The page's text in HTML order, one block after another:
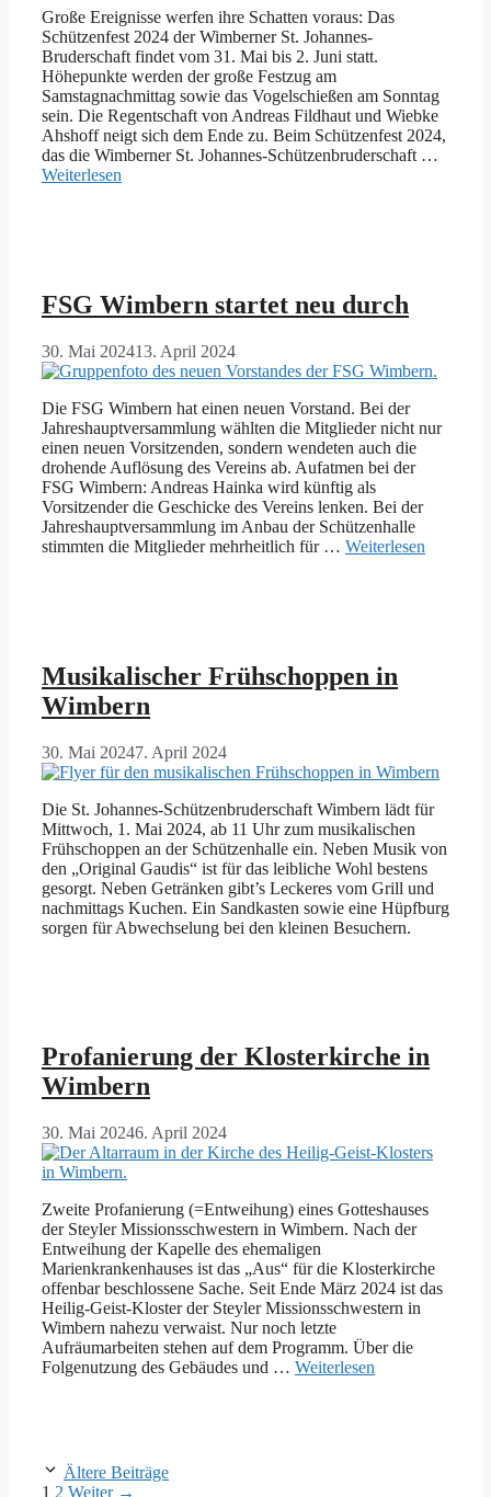
Große Ereignisse werfen ihre Schatten voraus: Das
Schützenfest 2024 der Wimberner St. Johannes-
Bruderschaft findet vom 31. Mai bis 2. Juni statt.
Höhepunkte werden der große Festzug am
Samstagnachmittag sowie das Vogelschießen am Sonntag
sein. Die Regentschaft von Andreas Fildhaut und Wiebke
Ahshoff neigt sich dem Ende zu. Beim Schützenfest 2024,
das die Wimberner St. Johannes-Schützenbruderschaft …
Weiterlesen
FSG Wimbern startet neu durch
30. Mai 202413. April 2024
Die FSG Wimbern hat einen neuen Vorstand. Bei der
Jahreshauptversammlung wählten die Mitglieder nicht nur
einen neuen Vorsitzenden, sondern wendeten auch die
drohende Auflösung des Vereins ab. Aufatmen bei der
FSG Wimbern: Andreas Hainka wird künftig als
Vorsitzender die Geschicke des Vereins lenken. Bei der
Jahreshauptversammlung im Anbau der Schützenhalle
stimmten die Mitglieder mehrheitlich für … Weiterlesen
Musikalischer Frühschoppen in
Wimbern
30. Mai 20247. April 2024
Die St. Johannes-Schützenbruderschaft Wimbern lädt für
Mittwoch, 1. Mai 2024, ab 11 Uhr zum musikalischen
Frühschoppen an der Schützenhalle ein. Neben Musik von
den „Original Gaudis“ ist für das leibliche Wohl bestens
gesorgt. Neben Getränken gibt’s Leckeres vom Grill und
nachmittags Kuchen. Ein Sandkasten sowie eine Hüpfburg
sorgen für Abwechselung bei den kleinen Besuchern.
Profanierung der Klosterkirche in
Wimbern
30. Mai 20246. April 2024
Zweite Profanierung (=Entweihung) eines Gotteshauses
der Steyler Missionsschwestern in Wimbern. Nach der
Entweihung der Kapelle des ehemaligen
Marienkrankenhauses ist das „Aus“ für die Klosterkirche
offenbar beschlossene Sache. Seit Ende März 2024 ist das
Heilig-Geist-Kloster der Steyler Missionsschwestern in
Wimbern nahezu verwaist. Nur noch letzte
Aufräumarbeiten stehen auf dem Programm. Über die
Folgenutzung des Gebäudes und … Weiterlesen
Ältere Beiträge
Seite
1 Seite
2 Weiter →